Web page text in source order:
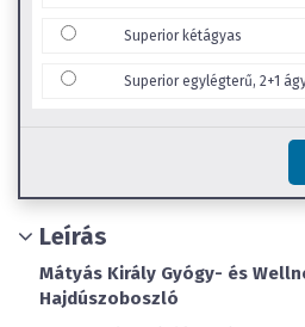
Superior kétágyas
Superior egylégterű, 2+1
Leírás
Mátyás Király Gyógy- és
Hajdúszoboszló